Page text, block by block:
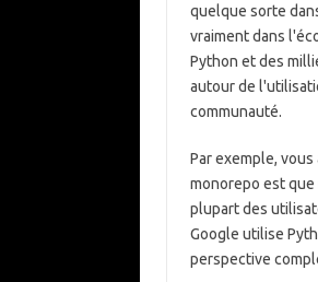
quelque sorte
vraiment dans
Python et des
autour de
communauté.
Par exemple,
monorepo est que
plupart des
Google utilise
perspective